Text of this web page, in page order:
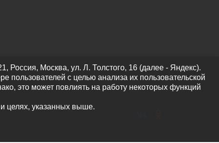
Россия, Москва, ул. Л. Толстого, 16 (далее - Яндекс).
с целью анализа их пользовательской
это может повлиять на работу некоторых функций
целях, указанных выше.